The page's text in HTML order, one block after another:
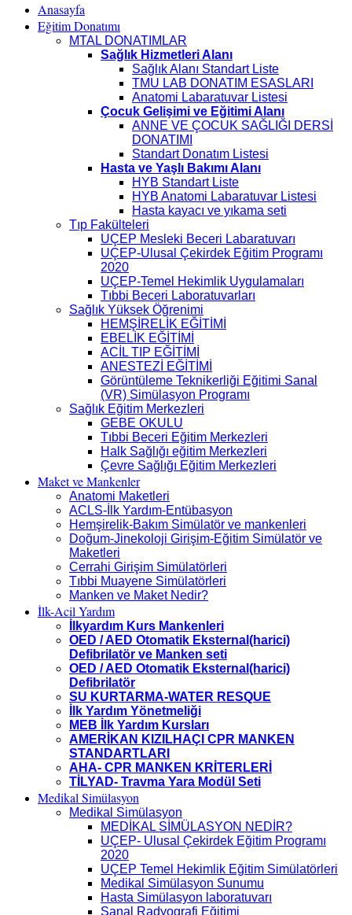
Anasayfa
Eğitim Donatımı
MTAL DONATIMLAR
Sağlık Hizmetleri Alanı
Sağlık Alanı Standart Liste
TMU LAB DONATIM ESASLARI
Anatomi Labaratuvar Listesi
Çocuk Gelişimi ve Eğitimi Alanı
ANNE VE ÇOCUK SAĞLIĞI DERSİ
DONATIMI
Standart Donatım Listesi
Hasta ve Yaşlı Bakımı Alanı
HYB Standart Liste
HYB Anatomi Labaratuvar Listesi
Hasta kayacı ve yıkama seti
Tıp Fakülteleri
UÇEP Mesleki Beceri Labaratuvarı
UÇEP-Ulusal Çekirdek Eğitim Programı
2020
UÇEP-Temel Hekimlik Uygulamaları
Tıbbi Beceri Laboratuvarları
Sağlık Yüksek Öğrenimi
HEMŞİRELİK EĞİTİMİ
EBELİK EĞİTİMİ
ACİL TIP EĞİTİMİ
ANESTEZİ EĞİTİMİ
Görüntüleme Teknikerliği Eğitimi Sanal
(VR) Simülasyon Programı
Sağlık Eğitim Merkezleri
GEBE OKULU
Tıbbi Beceri Eğitim Merkezleri
Halk Sağlığı eğitim Merkezleri
Çevre Sağlığı Eğitim Merkezleri
Maket ve Mankenler
Anatomi Maketleri
ACLS-İlk Yardım-Entübasyon
Hemşirelik-Bakım Simülatör ve mankenleri
Doğum-Jinekoloji Girişim-Eğitim Simülatör ve
Maketleri
Cerrahi Girişim Simülatörleri
Tıbbi Muayene Simülatörleri
Manken ve Maket Nedir?
İlk-Acil Yardım
İlkyardım Kurs Mankenleri
OED / AED Otomatik Eksternal(harici)
Defibrilatör ve Manken seti
OED / AED Otomatik Eksternal(harici)
Defibrilatör
SU KURTARMA-WATER RESQUE
İlk Yardım Yönetmeliği
MEB İlk Yardım Kursları
AMERİKAN KIZILHAÇI CPR MANKEN
STANDARTLARI
AHA- CPR MANKEN KRİTERLERİ
TİLYAD- Travma Yara Modül Seti
Medikal Simülasyon
Medikal Simülasyon
MEDİKAL SİMÜLASYON NEDİR?
UÇEP- Ulusal Çekirdek Eğitim Programı
2020
UÇEP Temel Hekimlik Eğitim Simülatörleri
Medikal Simülasyon Sunumu
Hasta Simülasyon laboratuvarı
Sanal Radyografi Eğitimi